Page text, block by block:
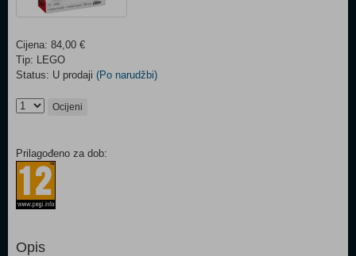
Cijena: 84,00 €
Tip: LEGO
Status: U prodaji (Po narudžbi)
Ocijeni
Prilagođeno za dob:
Opis